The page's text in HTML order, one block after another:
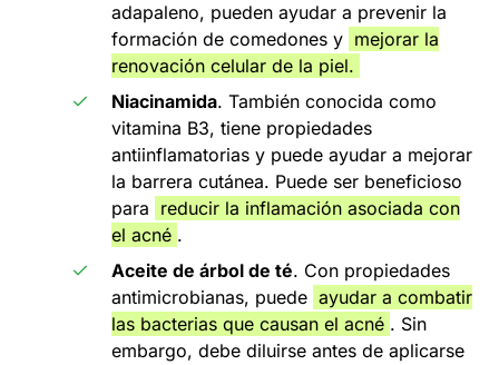
adapaleno, pueden ayudar a prevenir la
formación de comedones y mejorar la
renovación celular de la piel.
Niacinamida. También conocida como
vitamina B3, tiene propiedades
antiinflamatorias y puede ayudar a mejorar
la barrera cutánea. Puede ser beneficioso
para reducir la inflamación asociada con
el acné .
Aceite de árbol de té. Con propiedades
antimicrobianas, puede ayudar a combatir
las bacterias que causan el acné . Sin
embargo, debe diluirse antes de aplicarse